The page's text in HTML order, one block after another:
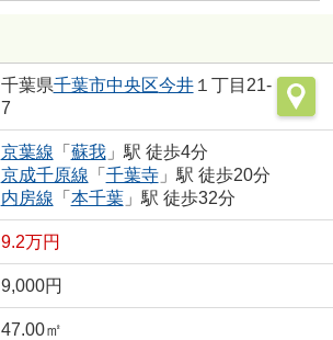
千葉県千葉市中央区今井１丁目21-
7
京葉線 「 蘇我」駅 徒歩4分
京成千原線 「 千葉寺」駅 徒歩20分
内房線 「 本千葉」駅 徒歩32分
9.2万円
9,000円
47.00㎡